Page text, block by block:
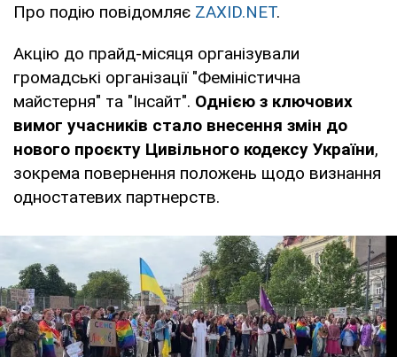
Про подію повідомляє ZAXID.NET.
Акцію до прайд-місяця організували
громадські організації "Феміністична
майстерня" та "Інсайт". Однією з ключових
вимог учасників стало внесення змін до
нового проєкту Цивільного кодексу України,
зокрема повернення положень щодо визнання
одностатевих партнерств.